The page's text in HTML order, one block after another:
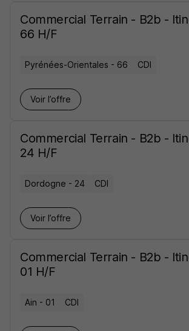
Commercial Terrain - B2b -
66 H/F
Pyrénées-Orientales - 66 CDI
Voir l’offre
Commercial Terrain - B2b -
24 H/F
Dordogne - 24 CDI
Voir l’offre
Commercial Terrain - B2b -
01 H/F
Ain - 01 CDI